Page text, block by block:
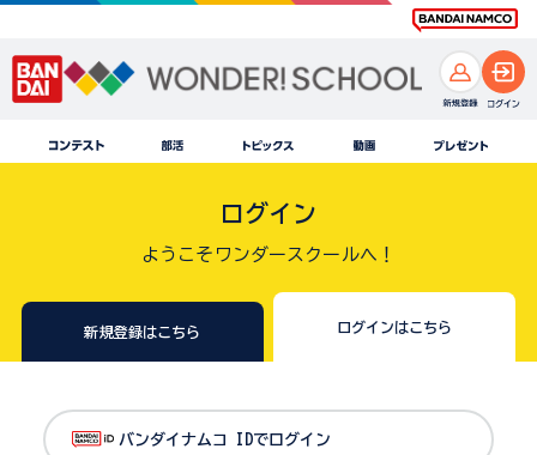
ログイン
ようこそワンダースクールへ！
新規登録はこちら ログインはこちら
バンダイナムコ IDでログイン